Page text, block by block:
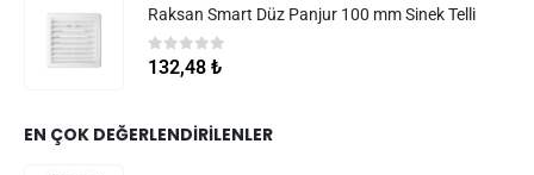
Raksan Smart Düz Panjur 100 mm Sinek Telli
05 üzerinden
132,48 ₺
EN ÇOK DEĞERLENDIRILENLER